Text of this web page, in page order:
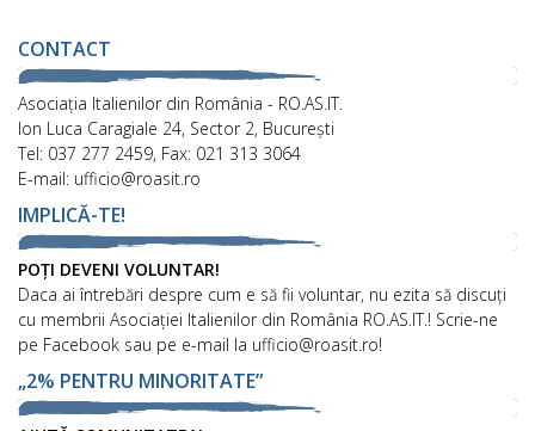
CONTACT
Asociaţia Italienilor din România - RO.AS.IT.
Ion Luca Caragiale 24, Sector 2, București
Tel: 037 277 2459, Fax: 021 313 3064
E-mail: ufficio@roasit.ro
IMPLICĂ-TE!
POȚI DEVENI VOLUNTAR!
Daca ai întrebări despre cum e să fii voluntar, nu ezita să discuți
cu membrii Asociației Italienilor din România RO.AS.IT.! Scrie-ne
pe Facebook sau pe e-mail la ufficio@roasit.ro!
„2% PENTRU MINORITATE”